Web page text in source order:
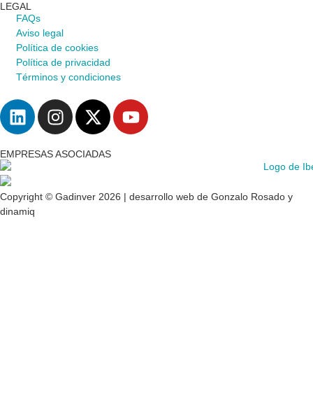
LEGAL
FAQs
Aviso legal
Política de cookies
Política de privacidad
Términos y condiciones
EMPRESAS ASOCIADAS
Copyright © Gadinver 2026 | desarrollo web de Gonzalo Rosado y
dinamiq